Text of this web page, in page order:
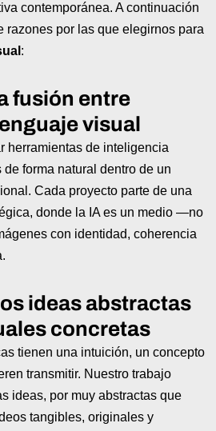
contemporánea. A continuación
razones por las que elegirnos para
:
fusión entre
visual
herramientas de inteligencia
forma natural dentro de un
Cada proyecto parte de una
donde la IA es un medio —no
con identidad, coherencia
ideas abstractas
concretas
tienen una intuición, un concepto
transmitir. Nuestro trabajo
ideas, por muy abstractas que
tangibles, originales y